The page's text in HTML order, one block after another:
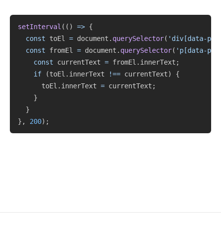
setInterval ( ( ) => {
const toEl = document . querySelector( 'div[data-
const fromEl = document . querySelector( 'p[data-
const currentText = fromEl . innerText ;
if
(toEl . innerText !== currentText)
{
      toEl
. innerText = currentText ;
}
}
} , 200) ;